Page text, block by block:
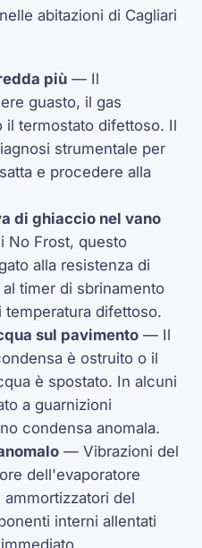
abitazioni di Cagliari
più — Il
guasto, il gas
il termostato difettoso. Il
strumentale per
e procedere alla
di ghiaccio nel vano
No Frost, questo
alla resistenza di
timer di sbrinamento
temperatura difettoso.
sul pavimento — Il
è ostruito o il
è spostato. In alcuni
a guarnizioni
condensa anomala.
— Vibrazioni del
dell'evaporatore
del
interni allentati